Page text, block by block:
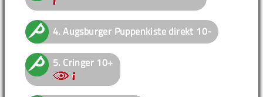
4.Augsburger Puppenkiste direkt 10-
5. Cringer 10+